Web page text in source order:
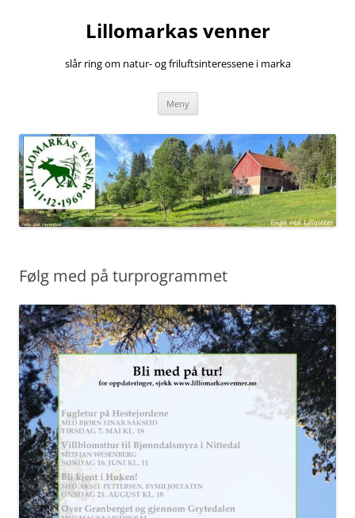
Lillomarkas venner
slår ring om natur- og friluftsinteressene i marka
Meny
Følg med på turprogrammet